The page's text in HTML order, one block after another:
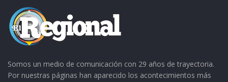
Somos un medio de comunicación con 29 años de trayectoria.
Por nuestras páginas han aparecido los acontecimientos más